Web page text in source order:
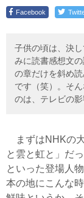
Facebook
子供の頃は、決
みに読書感想文
の章だけを斜め
です（笑）。そ
のは、テレビの影
まずはNHKの
と雲と虹と」だ
といった登場人
本の地にこんな